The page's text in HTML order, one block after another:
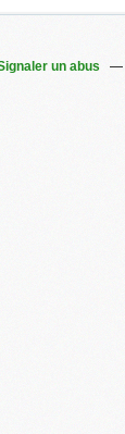
un abus